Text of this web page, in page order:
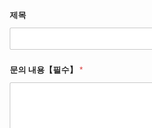
【
필
】
소
제목
문의 내용【필수】 *